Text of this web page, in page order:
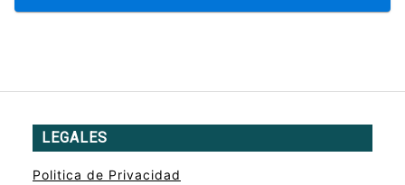
LEGALES
Politica de Privacidad